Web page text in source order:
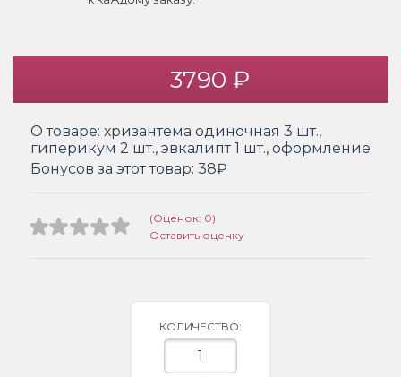
3790 ₽
О товаре: хризантема одиночная 3 шт.,
гиперикум 2 шт., эвкалипт 1 шт., оформление
Бонусов за этот товар: 38₽
(Оценок: 0)
Оставить оценку
КОЛИЧЕСТВО: